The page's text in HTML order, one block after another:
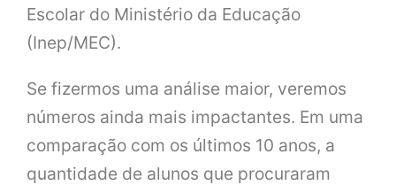
Escolar do Ministério da Educação
(Inep/MEC).
Se fizermos uma análise maior, veremos
números ainda mais impactantes. Em uma
comparação com os últimos 10 anos, a
quantidade de alunos que procuraram